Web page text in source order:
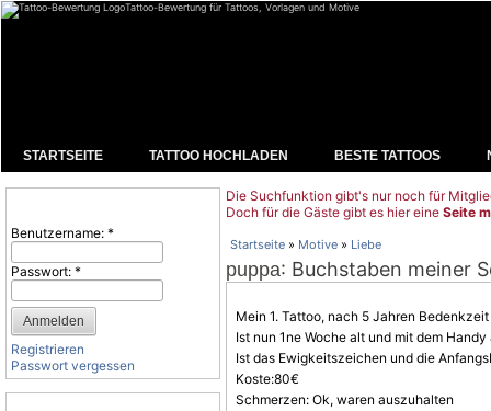
Tattoo-Bewertung für Tattoos, Vorlagen und Motive
STARTSEITE TATTOO HOCHLADEN BESTE TATTOOS
Benutzername: *
Passwort: *
Registrieren
Passwort vergessen
Die Suchfunktion gibt's nur noch für
Doch für die Gäste gibt es hier eine Seite
Startseite » Motive » Liebe
puppa: Buchstaben meiner
Mein 1. Tattoo, nach 5 Jahren
Ist nun 1ne Woche alt und mit dem
Ist das Ewigkeitszeichen und die
Koste:80€
Schmerzen: Ok, waren auszuhalten